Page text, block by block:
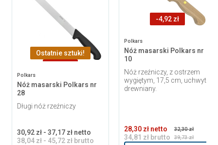
Ostatnie sztuki!
Polkars
Nóż masarski Polkars nr
28
Długi nóż rzeźniczy
30,92 zł - 37,17 zł netto
38,04 zł - 45,72 zł brutto
-4,92 zł
Polkars
Nóż masarski Polkars nr
10
Nóż rzeźniczy, z ostrzem
wygiętym, 17,5 cm, uchwyt
drewniany.
28,30 zł netto
34,81 zł brutto
32,30 zł
39,73 zł